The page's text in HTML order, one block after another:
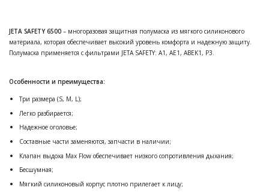
JETA SAFETY 6500 – многоразовая защитная полумаска из мягкого силиконового
материала, которая обеспечивает высокий уровень комфорта и надежную защиту.
Полумаска применяется с фильтрами JETA SAFETY: A1, AE1, ABEK1, P3.
Особенности и преимущества:
Три размера (S, M, L);
Легко разбирается;
Надежное оголовье;
Составные части заменяются, запчасти в наличии;
Клапан выдоха Max Flow обеспечивает низкого сопротивления дыхания;
Бесшумная;
Мягкий силиконовый корпус плотно прилегает к лицу;